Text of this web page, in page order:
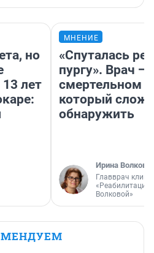
но
лет
МНЕНИЕ
«Спуталась
пургу». Врач —
смертельном
который
обнаружить
Ирина Волкова
Главврач
«Реабилитация
Волковой»